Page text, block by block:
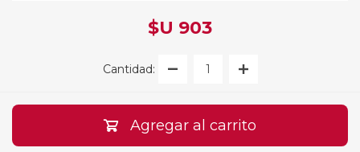
$U 903
Cantidad:
Agregar al carrito